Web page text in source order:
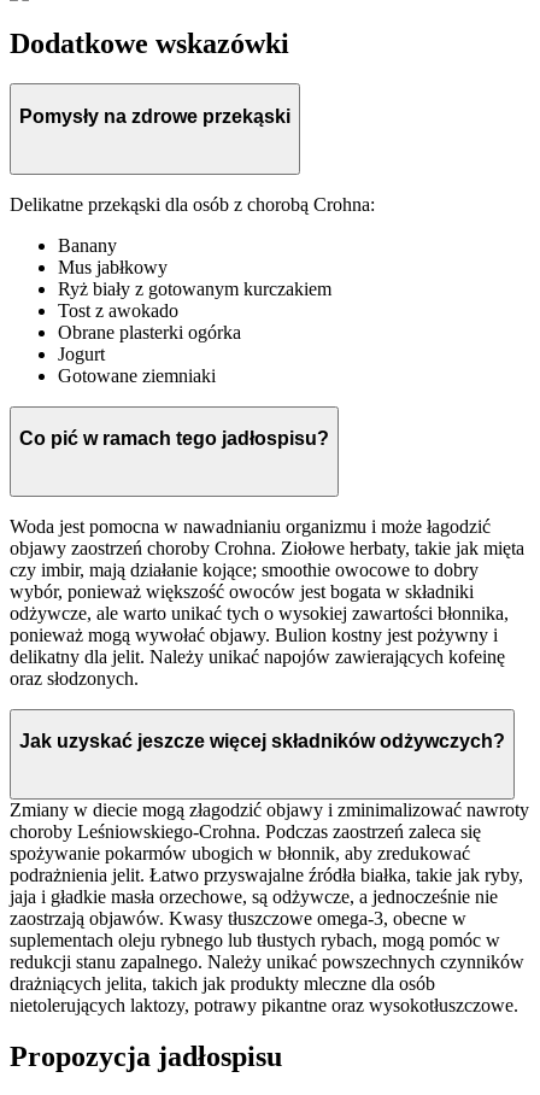
Dodatkowe wskazówki
Pomysły na zdrowe przekąski
Delikatne przekąski dla osób z chorobą Crohna:
Banany
Mus jabłkowy
Ryż biały z gotowanym kurczakiem
Tost z awokado
Obrane plasterki ogórka
Jogurt
Gotowane ziemniaki
Co pić w ramach tego jadłospisu?
Woda jest pomocna w nawadnianiu organizmu i może łagodzić
objawy zaostrzeń choroby Crohna. Ziołowe herbaty, takie jak mięta
czy imbir, mają działanie kojące; smoothie owocowe to dobry
wybór, ponieważ większość owoców jest bogata w składniki
odżywcze, ale warto unikać tych o wysokiej zawartości błonnika,
ponieważ mogą wywołać objawy. Bulion kostny jest pożywny i
delikatny dla jelit. Należy unikać napojów zawierających kofeinę
oraz słodzonych.
Jak uzyskać jeszcze więcej składników odżywczych?
Zmiany w diecie mogą złagodzić objawy i zminimalizować nawroty
choroby Leśniowskiego-Crohna. Podczas zaostrzeń zaleca się
spożywanie pokarmów ubogich w błonnik, aby zredukować
podrażnienia jelit. Łatwo przyswajalne źródła białka, takie jak ryby,
jaja i gładkie masła orzechowe, są odżywcze, a jednocześnie nie
zaostrzają objawów. Kwasy tłuszczowe omega-3, obecne w
suplementach oleju rybnego lub tłustych rybach, mogą pomóc w
redukcji stanu zapalnego. Należy unikać powszechnych czynników
drażniących jelita, takich jak produkty mleczne dla osób
nietolerujących laktozy, potrawy pikantne oraz wysokotłuszczowe.
Propozycja jadłospisu